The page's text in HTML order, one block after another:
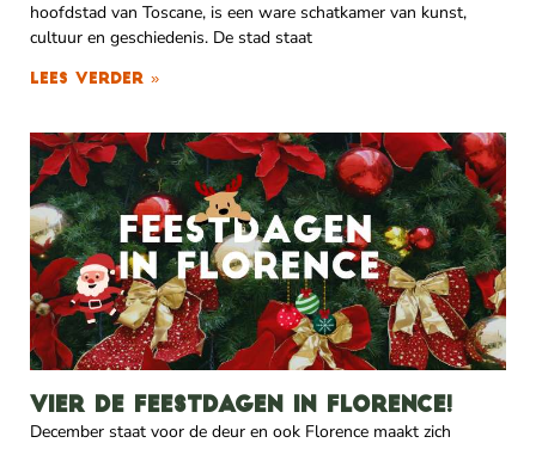
hoofdstad van Toscane, is een ware schatkamer van kunst,
cultuur en geschiedenis. De stad staat
Lees verder »
Vier de feestdagen in Florence!
December staat voor de deur en ook Florence maakt zich